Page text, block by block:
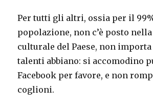
Per tutti gli altri, ossia per il
popolazione, non c’è posto
culturale del Paese, non
talenti abbiano: si accomodino
Facebook per favore, e non
coglioni.